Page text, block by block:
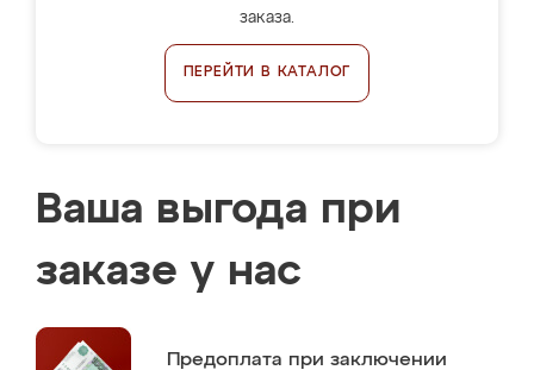
заказа.
ПЕРЕЙТИ В КАТАЛОГ
Ваша выгода при
заказе у нас
Предоплата при заключении